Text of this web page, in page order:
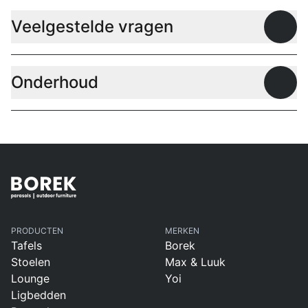
Veelgestelde vragen
Onderhoud
PRODUCTEN
Tafels
Stoelen
Lounge
Ligbedden
MERKEN
Borek
Max & Luuk
Yoi